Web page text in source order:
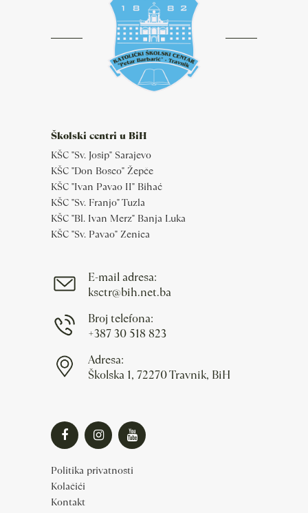
Školski centri u BiH
KŠC "Sv. Josip" Sarajevo
KŠC "Don Bosco" Žepče
KŠC "Ivan Pavao II" Bihać
KŠC "Sv. Franjo" Tuzla
KŠC "Bl. Ivan Merz" Banja Luka
KŠC "Sv. Pavao" Zenica
E-mail adresa:
ksctr@bih.net.ba
Broj telefona:
+387 30 518 823
Adresa:
Školska 1, 72270 Travnik, BiH
Politika privatnosti
Kolačići
Kontakt